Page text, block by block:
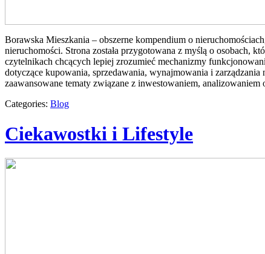
Borawska Mieszkania – obszerne kompendium o
nieruchomości. Strona została przygotowana z myślą o osobach,
czytelnikach chcących lepiej zrozumieć mechanizmy
dotyczące kupowania, sprzedawania, wynajmowania i
zaawansowane tematy związane z inwestowaniem,
Categories: Blog
Ciekawostki i Lifestyle